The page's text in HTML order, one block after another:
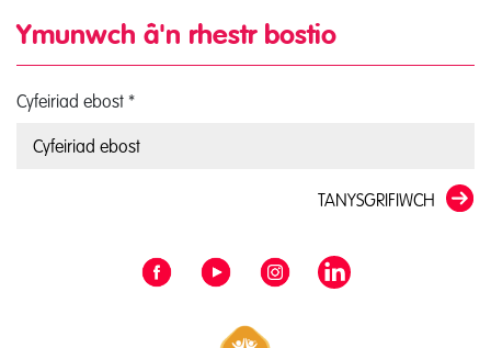
Ymunwch â'n rhestr bostio
Cyfeiriad ebost *
TANYSGRIFIWCH